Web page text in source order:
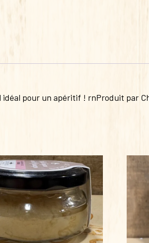
pour un apéritif ! rnProduit par